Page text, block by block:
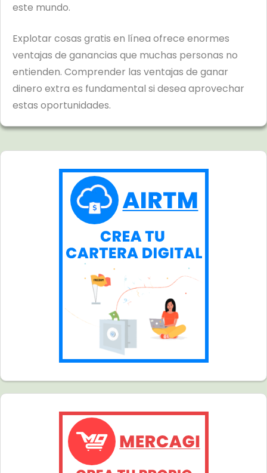
este mundo.
Explotar cosas gratis en línea ofrece enormes
ventajas de ganancias que muchas personas no
entienden. Comprender las ventajas de ganar
dinero extra es fundamental si desea aprovechar
estas oportunidades.